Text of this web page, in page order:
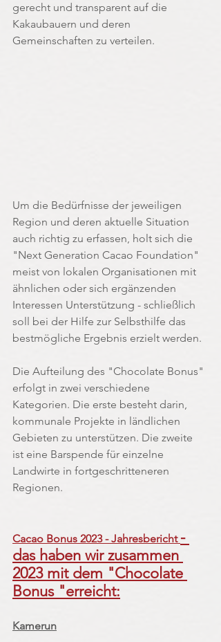
gerecht und transparent auf die
Kakaubauern und deren
Gemeinschaften zu verteilen.
Um die Bedürfnisse der jeweiligen
Region und deren aktuelle Situation
auch richtig zu erfassen, holt sich die
"Next Generation Cacao Foundation"
meist von lokalen Organisationen mit
ähnlichen oder sich ergänzenden
Interessen Unterstützung - schließlich
soll bei der Hilfe zur Selbsthilfe das
bestmögliche Ergebnis erzielt werden.
Die Aufteilung des "Chocolate Bonus"
erfolgt in zwei verschiedene
Kategorien. Die erste besteht darin,
kommunale Projekte in ländlichen
Gebieten zu unterstützen. Die zweite
ist eine Barspende für einzelne
Landwirte in fortgeschritteneren
Regionen.
Cacao Bonus 2023 - Jahresbericht -
das haben wir zusammen
2023 mit dem "Chocolate
Bonus "erreicht:
Kamerun